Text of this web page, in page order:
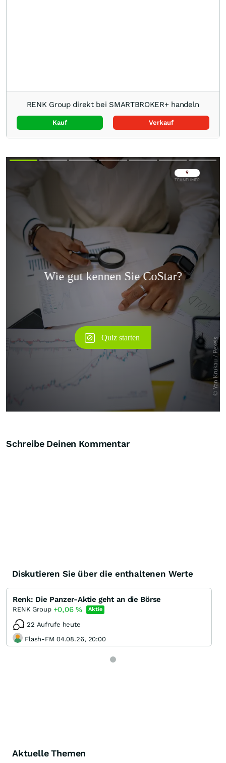
RENK Group direkt bei SMARTBROKER+ handeln
Kauf Verkauf
Überspringen
Schreibe Deinen Kommentar
Diskutieren Sie über die enthaltenen Werte
Renk: Die Panzer-Aktie geht an die Börse
RENK Group +0,06 % Aktie
22 Aufrufe heute
Flash-FM 04.08.26, 20:00
Aktuelle Themen